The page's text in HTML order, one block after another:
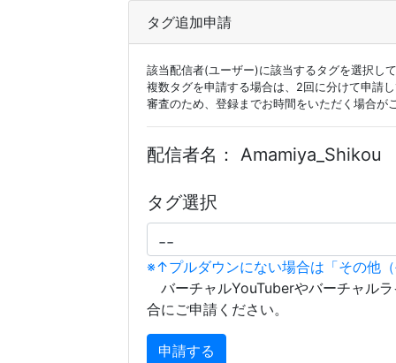
タグ追加申請
該当配信者(ユーザー)に該当するタグを選択し
複数タグを申請する場合は、2回に分けて申請
審査のため、登録までお時間をいただく場合が
配信者名： Amamiya_Shikou
タグ選択
※↑プルダウンにない場合は「その他
バーチャルYouTuberやバーチャル
合にご申請ください。
申請する